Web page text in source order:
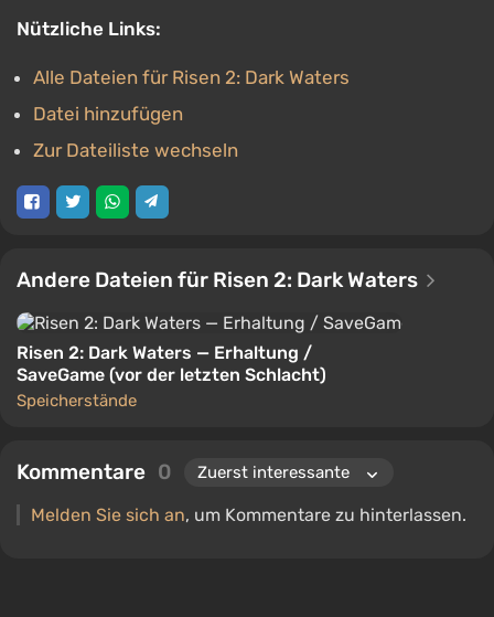
Nützliche Links:
Alle Dateien für Risen 2: Dark Waters
Datei hinzufügen
Zur Dateiliste wechseln
Andere Dateien für Risen 2: Dark Waters
Risen 2: Dark Waters — Erhaltung /
SaveGame (vor der letzten Schlacht)
Speicherstände
Kommentare 0
Melden Sie sich an, um Kommentare zu hinterlassen.